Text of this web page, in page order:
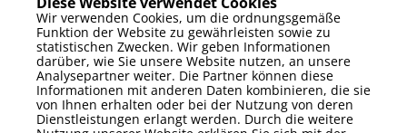
Aufenthaltspaket mit kostenloser Massage!
Wir verwenden Cookies, um die ordnungsgemäße
Funktion der Website zu gewährleisten sowie zu
statistischen Zwecken. Wir geben Informationen
darüber, wie Sie unsere Website nutzen, an unsere
Analysepartner weiter. Die Partner können diese
Informationen mit anderen Daten kombinieren, die sie
von Ihnen erhalten oder bei der Nutzung von deren
Dienstleistungen erlangt werden. Durch die weitere